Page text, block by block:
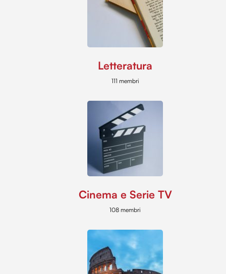
Letteratura
111 membri
Cinema e Serie TV
108 membri